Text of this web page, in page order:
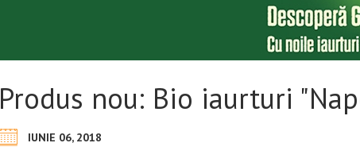
Produs nou: Bio iaurturi
IUNIE 06, 2018